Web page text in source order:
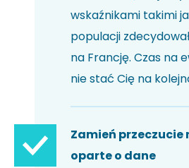
wskaźnikami takimi
populacji
na Francję. Czas na
nie stać Cię na
Zamień przeczucie
oparte o dane